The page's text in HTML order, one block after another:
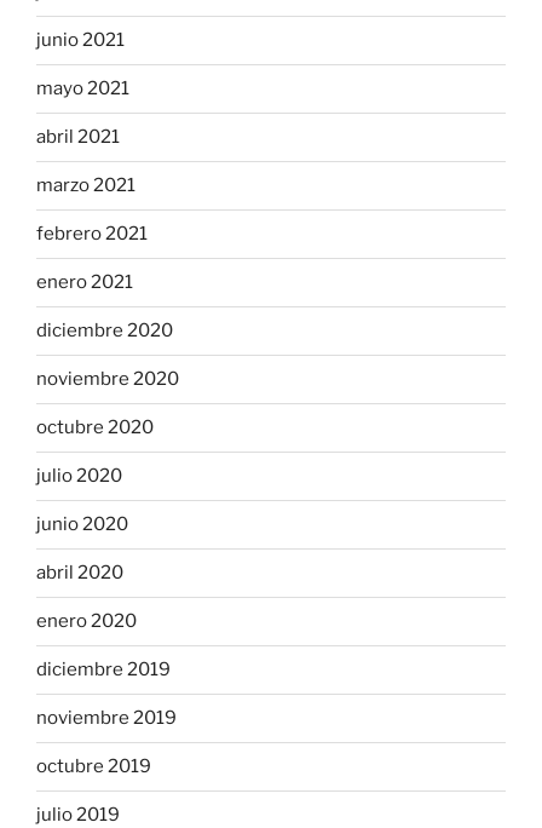
junio 2021
mayo 2021
abril 2021
marzo 2021
febrero 2021
enero 2021
diciembre 2020
noviembre 2020
octubre 2020
julio 2020
junio 2020
abril 2020
enero 2020
diciembre 2019
noviembre 2019
octubre 2019
julio 2019